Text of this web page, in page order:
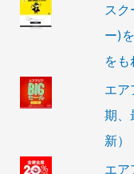
ス
ー)
をも
エア
期、
新）
エア